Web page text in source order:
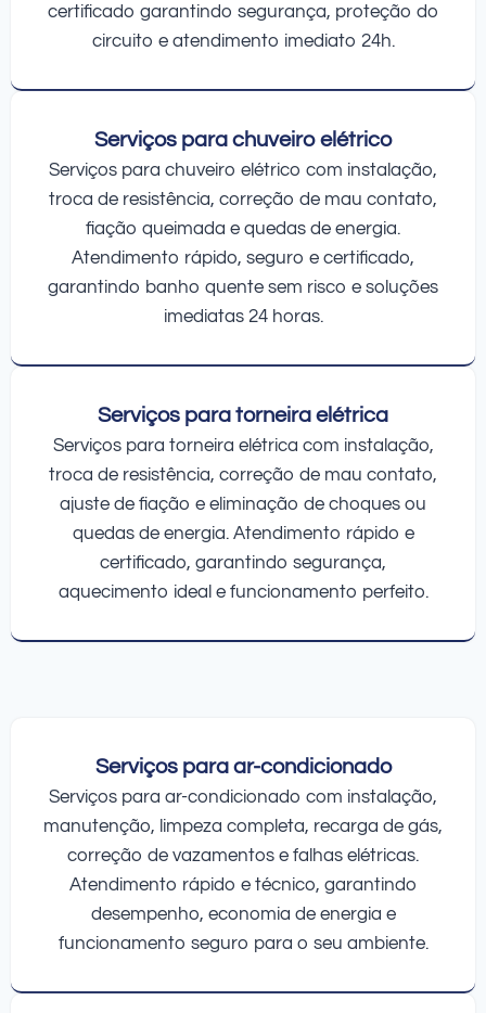
certificado garantindo segurança, proteção do
circuito e atendimento imediato 24h.
Serviços para chuveiro elétrico
Serviços para chuveiro elétrico com instalação,
troca de resistência, correção de mau contato,
fiação queimada e quedas de energia.
Atendimento rápido, seguro e certificado,
garantindo banho quente sem risco e soluções
imediatas 24 horas.
Serviços para torneira elétrica
Serviços para torneira elétrica com instalação,
troca de resistência, correção de mau contato,
ajuste de fiação e eliminação de choques ou
quedas de energia. Atendimento rápido e
certificado, garantindo segurança,
aquecimento ideal e funcionamento perfeito.
Serviços para ar-condicionado
Serviços para ar-condicionado com instalação,
manutenção, limpeza completa, recarga de gás,
correção de vazamentos e falhas elétricas.
Atendimento rápido e técnico, garantindo
desempenho, economia de energia e
funcionamento seguro para o seu ambiente.